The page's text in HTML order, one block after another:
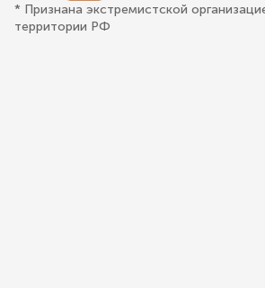
* Признана экстремистской
территории РФ